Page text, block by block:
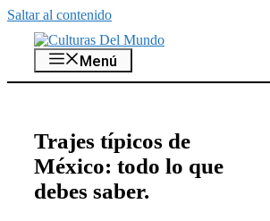
Saltar al contenido
Menú
Trajes típicos de
México: todo lo que
debes saber.